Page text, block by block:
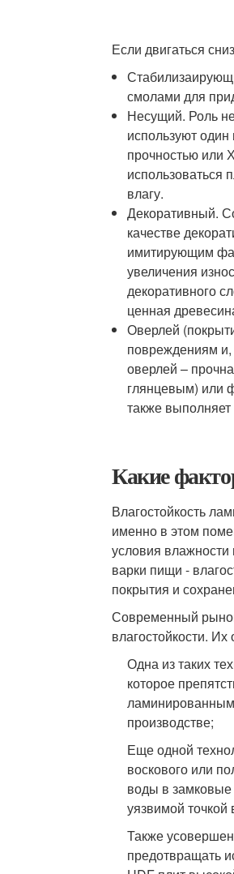
Если двигаться
смолами для
Несущий. Роль
используют
прочностью или
использоваться
влагу.
Декоративный.
качестве
имитирующим
увеличения
декоративного
ценная
Оверлей
повреждениям и,
оверлей –
глянцевым) или
также
Какие
Влагостойкость
именно в этом
условия
варки пищи -
покрытия и
Современный
влагостойкости.
Одна из таких
которое
производстве;
Еще одной
воскового или
воды в замковые
уязвимой
Также
предотвращать